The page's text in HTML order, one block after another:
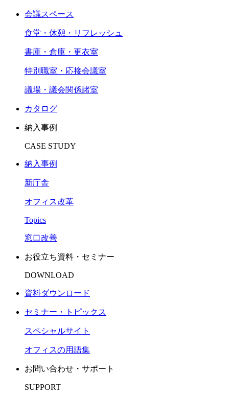
会議スペース
食堂・休憩・リフレッシュ
書庫・倉庫・更衣室
特別職室・応接会議室
議場・議会関係諸室
カタログ
納入事例
CASE STUDY
納入事例
新庁舎
オフィス改革
Topics
窓口改善
お役立ち資料・セミナー​
DOWNLOAD
資料ダウンロード
セミナー・トピックス​
スペシャルサイト
オフィスの用語集
お問い合わせ・サポート
SUPPORT